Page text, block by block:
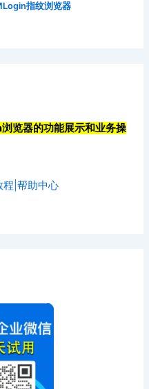
指纹浏览器
览器的功能展示和业务操
程|帮助中心